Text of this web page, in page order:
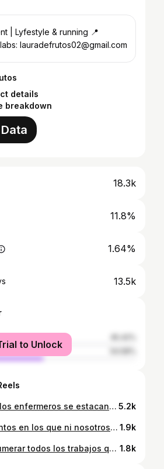
| Lyfestyle & running 📍
📩 Collabs: lauradefrutos02@gmail.com
details
breakdown
18.3k
11.8%
1.64%
13.5k
to Unlock
Laura de Frutos: los enfermeros se estacan salarialmente 5.2k
Para esos momentos en los que ni nosotros mismos creemos que podemos lograrlo 🤍 Rodéate de personas que crean en ti y te apoyen en tus objetivos Gracias 🤍🫶🏼 #medstudentlife #studytime #hardtime 1.9k
He querido reenumerar todos los trabajos que he ido haciendo a lo largo de mis 26 años (de algunos me sorprendo hasta yo)😊: 1. Clases particulares a niños del pueblo 2. Árbitro de bádminton 🏸: jugué durante 6 años y mientras tanto también arbitraba 3. Camarera en restaurantes y bares de copas 4. Socorrista y primeros auxilios 🆘 5. Hostess 6. Modelo: probablemente el que más disfrute 7. Enfermera 8. Creadora de contenido: este ha ido llegando poco a poco. Me gusta enseñaros trocitos de mi vida 🫶🏼 ¿Qué os parecen? Espero que médico sea ya el último 😅 #jobs #lifestyle #trend 1.8k